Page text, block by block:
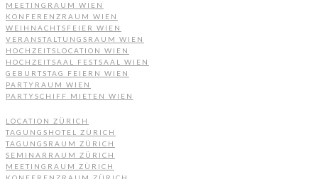
MEETINGRAUM WIEN
KONFERENZRAUM WIEN
WEIHNACHTSFEIER WIEN
VERANSTALTUNGSRAUM WIEN
HOCHZEITSLOCATION WIEN
HOCHZEITSAAL FESTSAAL WIEN
GEBURTSTAG FEIERN WIEN
PARTYRAUM WIEN
PARTYSCHIFF MIETEN WIEN
LOCATION ZÜRICH
TAGUNGSHOTEL ZÜRICH
TAGUNGSRAUM ZÜRICH
SEMINARRAUM ZÜRICH
MEETINGRAUM ZÜRICH